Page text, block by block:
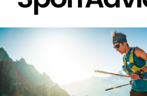
CONSEILS
CONTACT